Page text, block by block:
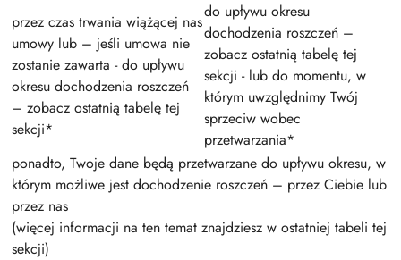
przez czas trwania wiążącej nas
umowy lub – jeśli umowa nie
zostanie zawarta - do upływu
okresu dochodzenia roszczeń
– zobacz ostatnią tabelę tej
sekcji*
do upływu okresu
dochodzenia roszczeń –
zobacz ostatnią tabelę tej
sekcji - lub do momentu, w
którym uwzględnimy Twój
sprzeciw wobec
przetwarzania*
ponadto, Twoje dane będą przetwarzane do upływu okresu, w
którym możliwe jest dochodzenie roszczeń – przez Ciebie lub
przez nas
(więcej informacji na ten temat znajdziesz w ostatniej tabeli tej
sekcji)